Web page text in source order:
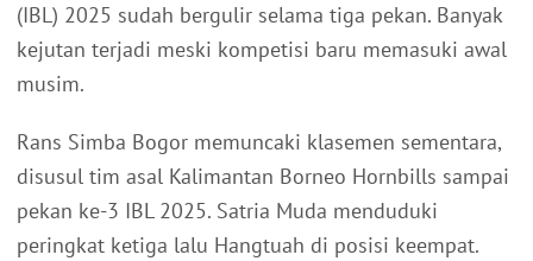
(IBL) 2025 sudah bergulir selama tiga pekan. Banyak
kejutan terjadi meski kompetisi baru memasuki awal
musim.
Rans Simba Bogor memuncaki klasemen sementara,
disusul tim asal Kalimantan Borneo Hornbills sampai
pekan ke-3 IBL 2025. Satria Muda menduduki
peringkat ketiga lalu Hangtuah di posisi keempat.